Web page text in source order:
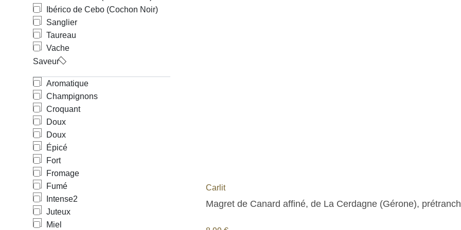
Ibérico de Cebo (Cochon Noir)
Sanglier
Taureau
Vache
Saveur
Aromatique
Champignons
Croquant
Doux
Doux
Épicé
Fort
Fromage
Fumé
Intense2
Juteux
Miel
Carlit
Magret de Canard affiné, de La Cerdagne (Gérone),